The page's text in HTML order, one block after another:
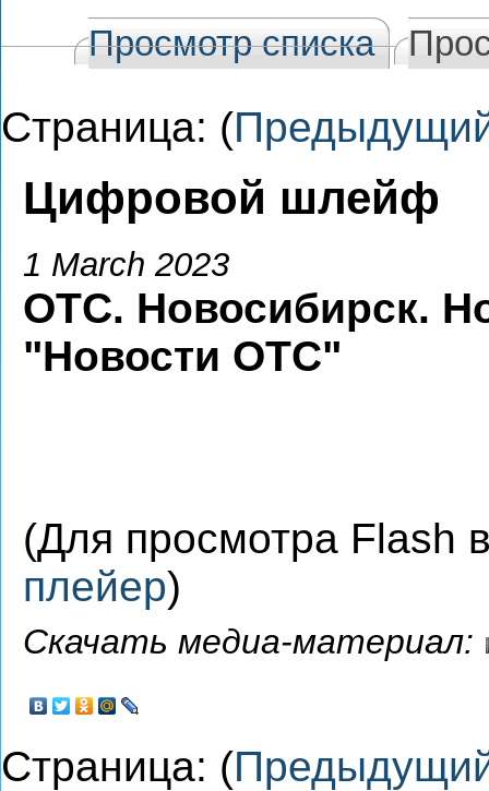
Просмотр списка
Страница: (
Цифровой шлейф
1 March 2023
ОТС. Новосибирск.
"Новости ОТС"
(Для просмотра Flash
плейер)
Скачать медиа-материал:
Страница: (